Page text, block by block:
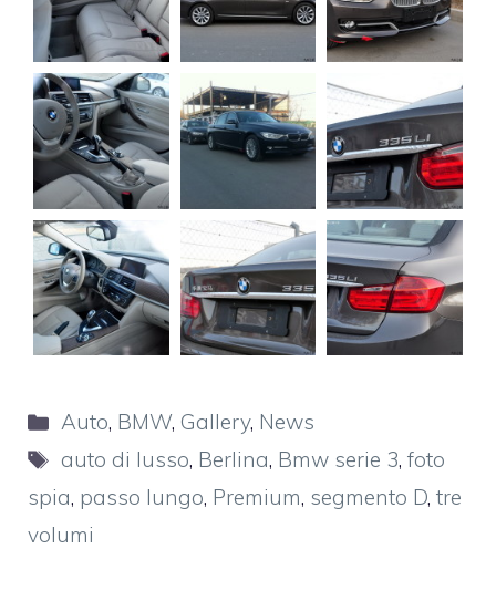
Categorie
Auto, BMW, Gallery, News
Tag
auto di lusso, Berlina, Bmw serie 3,foto
spia, passo lungo, Premium, segmento D, tre
volumi